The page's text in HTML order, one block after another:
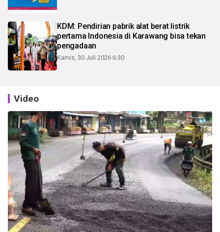
KDM: Pendirian pabrik alat berat listrik
pertama Indonesia di Karawang bisa tekan
pengadaan
Kamis, 30 Juli 2026 6:30
Video